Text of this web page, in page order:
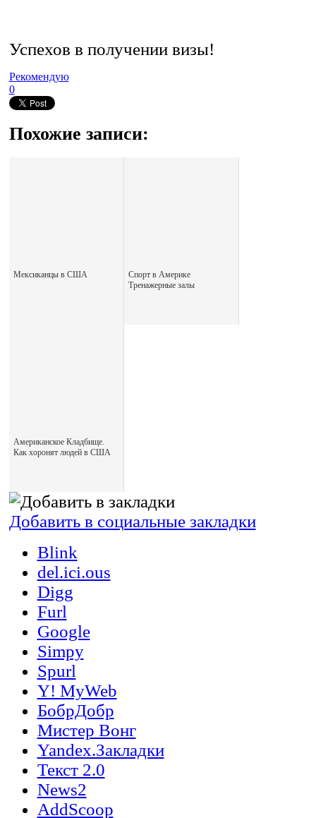
Успехов в получении визы!
Рекомендую
0
Похожие записи:
Мексиканцы в США
Спорт в Америке
Тренажерные залы
Американское Кладбище.
Как хоронят людей в США
Добавить в социальные закладки
Blink
del.ici.ous
Digg
Furl
Google
Simpy
Spurl
Y! MyWeb
БобрДобр
Мистер Вонг
Yandex.Закладки
Текст 2.0
News2
AddScoop